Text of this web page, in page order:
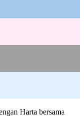
Harta bersama